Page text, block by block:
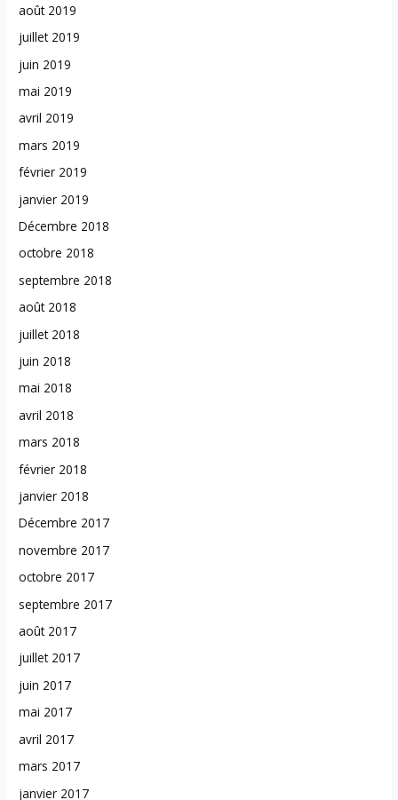
août 2019
juillet 2019
juin 2019
mai 2019
avril 2019
mars 2019
février 2019
janvier 2019
Décembre 2018
octobre 2018
septembre 2018
août 2018
juillet 2018
juin 2018
mai 2018
avril 2018
mars 2018
février 2018
janvier 2018
Décembre 2017
novembre 2017
octobre 2017
septembre 2017
août 2017
juillet 2017
juin 2017
mai 2017
avril 2017
mars 2017
janvier 2017